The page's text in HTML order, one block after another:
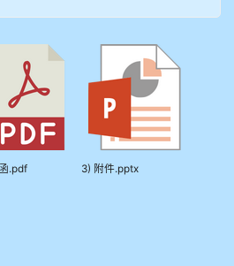
.pdf 3) 附件.pptx